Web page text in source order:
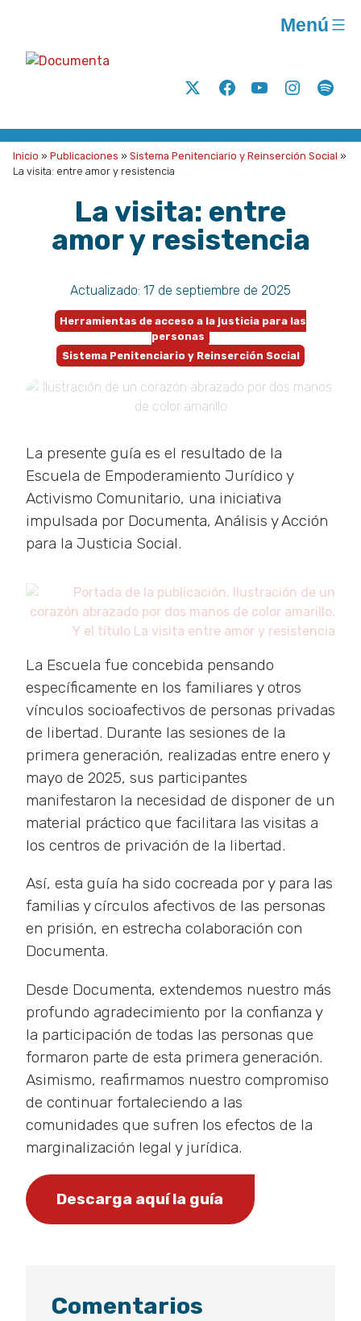
acción
para
la
Twitter FacebookYoutubeInstagram
Menú
Inicio » Publicaciones » Sistema Penitenciario y Reinserción Social »
La visita: entre amor y resistencia
La visita: entre
amor y resistencia
Actualizado: 17 de septiembre de 2025
Herramientas de acceso a la justicia para las
personas
Sistema Penitenciario y Reinserción Social
La presente guía es el resultado de la
Escuela de Empoderamiento Jurídico y
Activismo Comunitario, una iniciativa
impulsada por Documenta, Análisis y Acción
para la Justicia Social.
La Escuela fue concebida pensando
específicamente en los familiares y otros
vínculos socioafectivos de personas privadas
de libertad. Durante las sesiones de la
primera generación, realizadas entre enero y
mayo de 2025, sus participantes
manifestaron la necesidad de disponer de un
material práctico que facilitara las visitas a
los centros de privación de la libertad.
Así, esta guía ha sido cocreada por y para las
familias y círculos afectivos de las personas
en prisión, en estrecha colaboración con
Documenta.
Desde Documenta, extendemos nuestro más
profundo agradecimiento por la confianza y
la participación de todas las personas que
formaron parte de esta primera generación.
Asimismo, reafirmamos nuestro compromiso
de continuar fortaleciendo a las
comunidades que sufren los efectos de la
marginalización legal y jurídica.
Descarga aquí la guía
Comentarios